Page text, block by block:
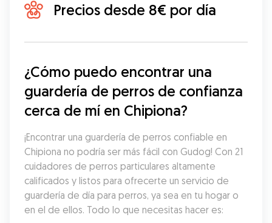
Precios desde 8€ por día
¿Cómo puedo encontrar una
guardería de perros de confianza
cerca de mí en Chipiona?
¡Encontrar una guardería de perros confiable en
Chipiona no podría ser más fácil con Gudog! Con 21
cuidadores de perros particulares altamente
calificados y listos para ofrecerte un servicio de
guardería de día para perros, ya sea en tu hogar o
en el de ellos. Todo lo que necesitas hacer es: